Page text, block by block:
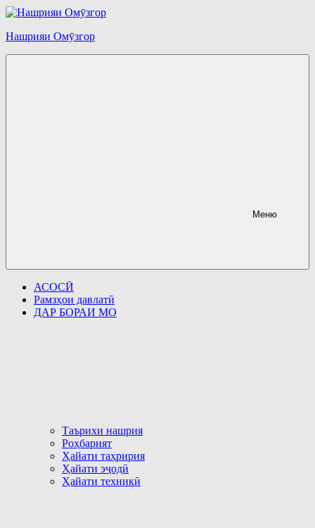
Перейти
содержимому
Нашрияи Омӯзгор
Меню
АСОСӢ
Рамзҳои давлатӣ
ДАР БОРАИ МО
Таърихи нашрия
Роҳбарият
Ҳайати таҳририя
Ҳайати эҷодӣ
Ҳайати техникӣ